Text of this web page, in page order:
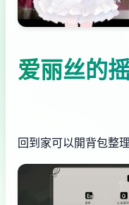
爱丽丝的
回到家可以開背包整